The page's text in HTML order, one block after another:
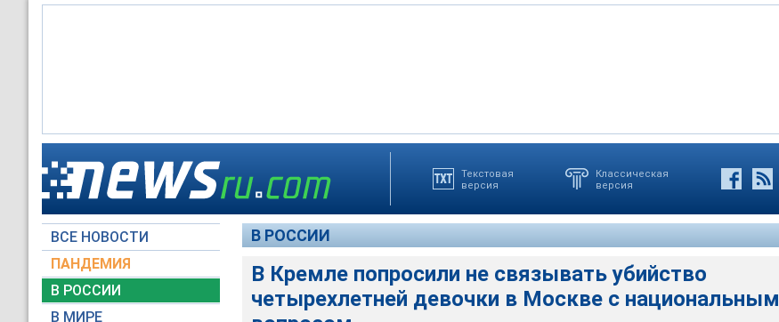
Текстовая
версия
Классическая
версия
ВСЕ НОВОСТИ
ПАНДЕМИЯ
В РОССИИ
В МИРЕ
В РОССИИ
В Кремле попросили не связывать убийство
четырехлетней девочки в Москве с национальным
В Кремле, где поддержали решение федеральных каналов не освещать убийство
четырехлетней девочки на северо-западе Москвы, теперь попросили не связывать
резонансное преступление с национальным вопросом
Global Look Press
В то время как в Кремле пытаются избежать распространения ксенофобских
настроений на фоне громкого убийства, в Госдуме говорят, что вообще ничего не
знают о случившемся
© РИА Новости / Григорий Сысоев
Дмитрий Песков
Global Look Press